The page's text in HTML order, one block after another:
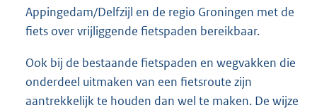
Appingedam/Delfzijl en de regio Groningen met de
fiets over vrijliggende fietspaden bereikbaar.
Ook bij de bestaande fietspaden en wegvakken die
onderdeel uitmaken van een fietsroute zijn
aantrekkelijk te houden dan wel te maken. De wijze